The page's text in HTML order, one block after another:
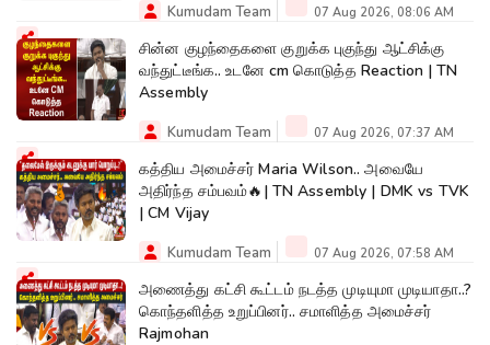
Kumudam Team 07 Aug 2026, 08:06 AM
சின்ன குழந்தைகளை குறுக்க புகுந்து ஆட்சிக்கு
வந்துட்டீங்க.. உடனே cm கொடுத்த Reaction | TN
Assembly
Kumudam Team 07 Aug 2026, 07:37 AM
கத்திய அமைச்சர் Maria Wilson.. அவையே
அதிர்ந்த சம்பவம்🔥| TN Assembly | DMK vs TVK
| CM Vijay
Kumudam Team 07 Aug 2026, 07:58 AM
அணைத்து கட்சி கூட்டம் நடத்த முடியுமா முடியாதா..?
கொந்தளித்த உறுப்பினர்.. சமாளித்த அமைச்சர்
Rajmohan